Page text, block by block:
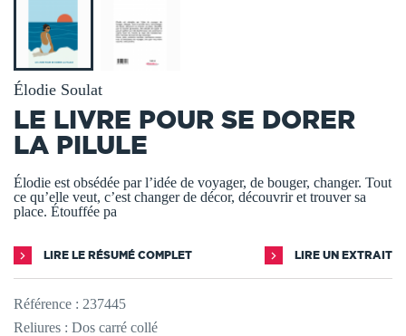
Élodie Soulat
LE LIVRE POUR SE DORER
LA PILULE
Élodie est obsédée par l’idée de voyager, de bouger, changer. Tout
ce qu’elle veut, c’est changer de décor, découvrir et trouver sa
place. Étouffée pa
LIRE LE RÉSUMÉ COMPLET LIRE UN EXTRAIT
Référence : 237445
Reliures : Dos carré collé